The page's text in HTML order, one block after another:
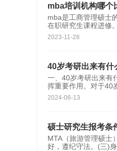
mba培训机构哪个
mba是工商管理硕士
在职研究生课程进修
2023-11-28
40岁考研出来有什
一、40岁考研出来有
挥重要作用。对于40
2024-06-13
硕士研究生报考条
MTA（旅游管理硕士
好，遵纪守法。(三)